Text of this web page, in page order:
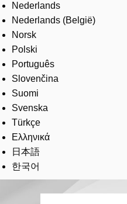
Nederlands
Nederlands (België)
Norsk
Polski
Português
Slovenčina
Suomi
Svenska
Türkçe
Ελληνικά
日本語
한국어